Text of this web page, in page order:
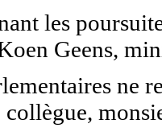
les
Geens,
ne